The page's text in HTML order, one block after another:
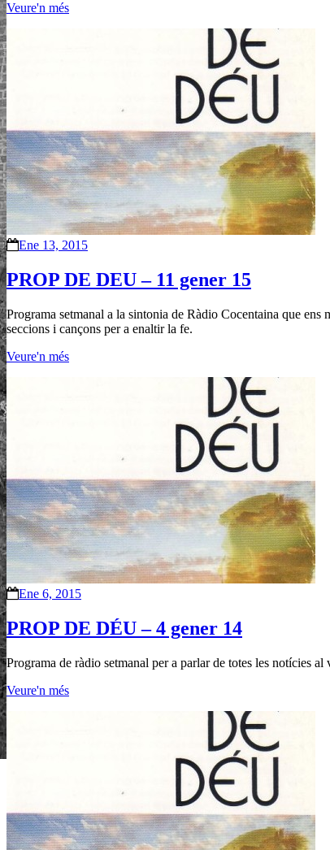
Veure'n més
Ene 13, 2015
PROP DE DEU – 11 gener 15
Programa setmanal a la sintonia de Ràdio Cocentaina que
seccions i cançons per a enaltir la fe.
Veure'n més
Ene 6, 2015
PROP DE DÉU – 4 gener 14
Programa de ràdio setmanal per a parlar de totes les notícies
Veure'n més